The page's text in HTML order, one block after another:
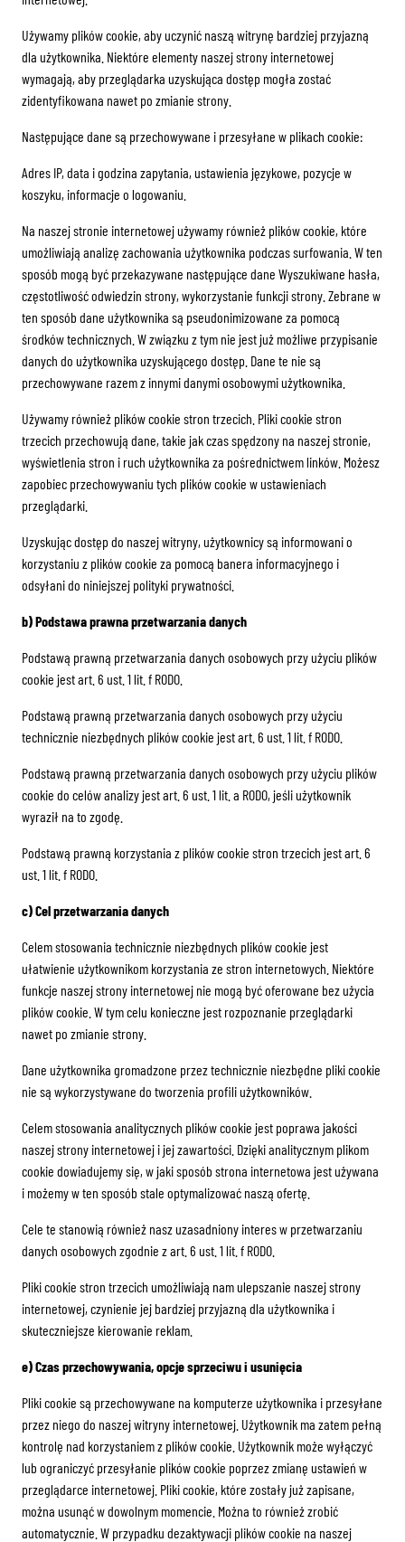
Używamy plików cookie, aby uczynić naszą witrynę bardziej przyjazną
dla użytkownika. Niektóre elementy naszej strony internetowej
wymagają, aby przeglądarka uzyskująca dostęp mogła zostać
zidentyfikowana nawet po zmianie strony.
Następujące dane są przechowywane i przesyłane w plikach cookie:
Adres IP, data i godzina zapytania, ustawienia językowe, pozycje w
koszyku, informacje o logowaniu.
Na naszej stronie internetowej używamy również plików cookie, które
umożliwiają analizę zachowania użytkownika podczas surfowania. W ten
sposób mogą być przekazywane następujące dane Wyszukiwane hasła,
częstotliwość odwiedzin strony, wykorzystanie funkcji strony. Zebrane w
ten sposób dane użytkownika są pseudonimizowane za pomocą
środków technicznych. W związku z tym nie jest już możliwe przypisanie
danych do użytkownika uzyskującego dostęp. Dane te nie są
przechowywane razem z innymi danymi osobowymi użytkownika.
Używamy również plików cookie stron trzecich. Pliki cookie stron
trzecich przechowują dane, takie jak czas spędzony na naszej stronie,
wyświetlenia stron i ruch użytkownika za pośrednictwem linków. Możesz
zapobiec przechowywaniu tych plików cookie w ustawieniach
przeglądarki.
Uzyskując dostęp do naszej witryny, użytkownicy są informowani o
korzystaniu z plików cookie za pomocą banera informacyjnego i
odsyłani do niniejszej polityki prywatności.
b) Podstawa prawna przetwarzania danych
Podstawą prawną przetwarzania danych osobowych przy użyciu plików
cookie jest art. 6 ust. 1 lit. f RODO.
Podstawą prawną przetwarzania danych osobowych przy użyciu
technicznie niezbędnych plików cookie jest art. 6 ust. 1 lit. f RODO.
Podstawą prawną przetwarzania danych osobowych przy użyciu plików
cookie do celów analizy jest art. 6 ust. 1 lit. a RODO, jeśli użytkownik
wyraził na to zgodę.
Podstawą prawną korzystania z plików cookie stron trzecich jest art. 6
ust. 1 lit. f RODO.
c) Cel przetwarzania danych
Celem stosowania technicznie niezbędnych plików cookie jest
ułatwienie użytkownikom korzystania ze stron internetowych. Niektóre
funkcje naszej strony internetowej nie mogą być oferowane bez użycia
plików cookie. W tym celu konieczne jest rozpoznanie przeglądarki
nawet po zmianie strony.
Dane użytkownika gromadzone przez technicznie niezbędne pliki cookie
nie są wykorzystywane do tworzenia profili użytkowników.
Celem stosowania analitycznych plików cookie jest poprawa jakości
naszej strony internetowej i jej zawartości. Dzięki analitycznym plikom
cookie dowiadujemy się, w jaki sposób strona internetowa jest używana
i możemy w ten sposób stale optymalizować naszą ofertę.
Cele te stanowią również nasz uzasadniony interes w przetwarzaniu
danych osobowych zgodnie z art. 6 ust. 1 lit. f RODO.
Pliki cookie stron trzecich umożliwiają nam ulepszanie naszej strony
internetowej, czynienie jej bardziej przyjazną dla użytkownika i
skuteczniejsze kierowanie reklam.
e) Czas przechowywania, opcje sprzeciwu i usunięcia
Pliki cookie są przechowywane na komputerze użytkownika i przesyłane
przez niego do naszej witryny internetowej. Użytkownik ma zatem pełną
kontrolę nad korzystaniem z plików cookie. Użytkownik może wyłączyć
lub ograniczyć przesyłanie plików cookie poprzez zmianę ustawień w
przeglądarce internetowej. Pliki cookie, które zostały już zapisane,
można usunąć w dowolnym momencie. Można to również zrobić
automatycznie. W przypadku dezaktywacji plików cookie na naszej